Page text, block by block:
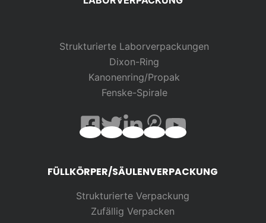
Strukturierte Laborverpackungen
Dixon-Ring
Kanonenring/Propak
Fenske-Spirale
FÜLLKÖRPER/SÄULENVERPACKUNG
Strukturierte Verpackung
ZufälligVerpacken